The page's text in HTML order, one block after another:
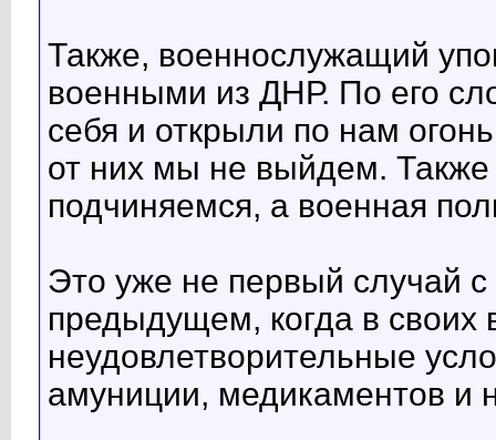
Также, военнослужащий
военными из ДНР. По его
себя и открыли по нам
от них мы не выйдем.
подчиняемся, а военная
Это уже не первый случай с
предыдущем, когда в
неудовлетворительные
амуниции, медикаментов и